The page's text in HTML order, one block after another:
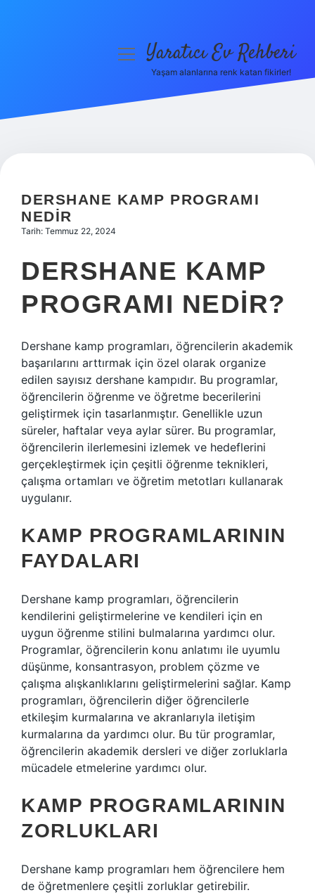
Hakkımızda
menüyüYaratıcı Ev Rehberi
Yaşam alanlarına renk katan fikirler!
DERSHANE KAMP PROGRAMI
NEDIR
Tarih: Temmuz 22, 2024
DERSHANE KAMP
PROGRAMI NEDIR?
Dershane kamp programları, öğrencilerin akademik
başarılarını arttırmak için özel olarak organize
edilen sayısız dershane kampıdır. Bu programlar,
öğrencilerin öğrenme ve öğretme becerilerini
geliştirmek için tasarlanmıştır. Genellikle uzun
süreler, haftalar veya aylar sürer. Bu programlar,
öğrencilerin ilerlemesini izlemek ve hedeflerini
gerçekleştirmek için çeşitli öğrenme teknikleri,
çalışma ortamları ve öğretim metotları kullanarak
uygulanır.
KAMP PROGRAMLARININ
FAYDALARI
Dershane kamp programları, öğrencilerin
kendilerini geliştirmelerine ve kendileri için en
uygun öğrenme stilini bulmalarına yardımcı olur.
Programlar, öğrencilerin konu anlatımı ile uyumlu
düşünme, konsantrasyon, problem çözme ve
çalışma alışkanlıklarını geliştirmelerini sağlar. Kamp
programları, öğrencilerin diğer öğrencilerle
etkileşim kurmalarına ve akranlarıyla iletişim
kurmalarına da yardımcı olur. Bu tür programlar,
öğrencilerin akademik dersleri ve diğer zorluklarla
mücadele etmelerine yardımcı olur.
KAMP PROGRAMLARININ
ZORLUKLARI
Dershane kamp programları hem öğrencilere hem
de öğretmenlere çeşitli zorluklar getirebilir.